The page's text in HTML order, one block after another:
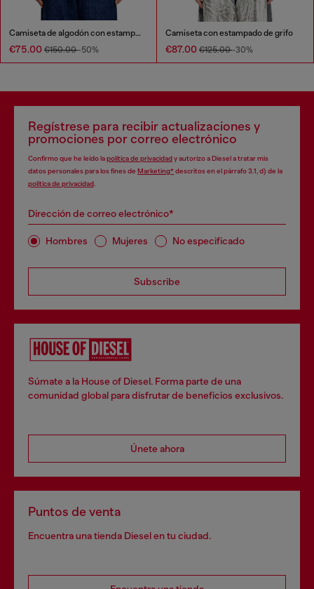
Camiseta de algodón con estampado digital
€75.00 €150.00-50%
Camiseta con estampado de grifo
€87.00 €125.00-30%
Regístrese para recibir actualizaciones y
promociones por correo electrónico
Confirmo que he leído lapolítica de privacidady autorizo a Diesel a tratar mis
datos personales para los fines de Marketing*descritos en el párrafo 3.1, d) de la
política de privacidad
Dirección de correo electrónico*
Hombres Mujeres No especificado
Subscribe
Súmate a la House of Diesel. Forma parte de una
comunidad global para disfrutar de beneficios exclusivos.
Únete ahora
Puntos de venta
Encuentra una tienda Diesel en tu ciudad.